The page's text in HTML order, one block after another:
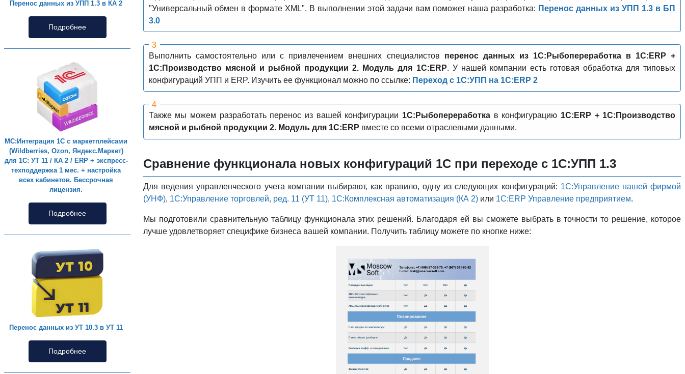
Перенос данных из УПП 1.3 в КА 2
Подробнее
МС:Интеграция 1С с маркетплейсами
(Wildberries, Ozon, Яндекс.Маркет)
для 1С: УТ 11 / КА 2 / ERP + экспресс-
техподдержка 1 мес. + настройка
всех кабинетов. Бессрочная
лицензия.
Подробнее
Перенос данных из УТ 10.3 в УТ 11
Подробнее
"Универсальный обмен в формате XML". В выполнении этой задачи вам поможет наша разработка: Перенос данных из УПП 1.3 в БП
3.0
Выполнить самостоятельно или с привлечением внешних специалистов перенос данных из 1С:Рыбопереработка в 1С:ERP +
1С:Производство мясной и рыбной продукции 2. Модуль для 1C:ERP. У нашей компании есть готовая обработка для типовых
конфигураций УПП и ERP. Изучить ее функционал можно по ссылке: Переход с 1С:УПП на 1С:ERP 2
Также мы можем разработать перенос из вашей конфигурации 1С:Рыбопереработка в конфигурацию 1С:ERP + 1С:Производство
мясной и рыбной продукции 2. Модуль для 1C:ERP вместе со всеми отраслевыми данными.
Сравнение функционала новых конфигураций 1С при переходе с 1С:УПП 1.3
Для ведения управленческого учета компании выбирают, как правило, одну из следующих конфигураций: 1С:Управление нашей фирмой
(УНФ), 1С:Управление торговлей, ред. 11 (УТ 11), 1С:Комплексная автоматизация (КА 2) или 1С:ERP Управление предприятием.
Мы подготовили сравнительную таблицу функционала этих решений. Благодаря ей вы сможете выбрать в точности то решение, которое
лучше удовлетворяет специфике бизнеса вашей компании. Получить таблицу можете по кнопке ниже: